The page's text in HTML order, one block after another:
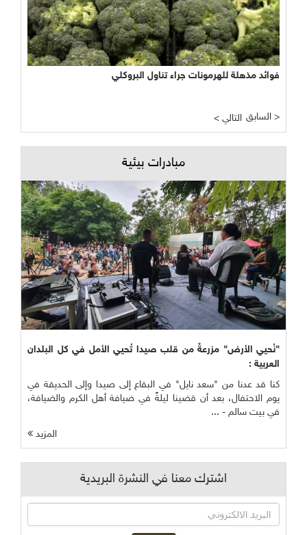
فوائد مذهلة للهرمونات جراء تناول البروكلي
< التالي السابق >
مبادرات بيئية
"نُحيي الأرض" مزرعةٌ من قلب صيدا تُحيي الأمل في كل البلدان
العربية :
كنا قد عدنا من "سعد نايل" في البقاع إلى صيدا وإلى الحديقة في
يوم الاحتفال، بعد أن قضينا ليلةً في ضيافة أهل الكرم والضيافة،
في بيت سالم - ...
المزيد
اشترك معنا في النشرة البريدية